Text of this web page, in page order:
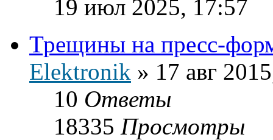
19 июл 2025, 17:57
Трещины на пресс-
Elektronik » 17 авг
10 Ответы
18335 Просмотры